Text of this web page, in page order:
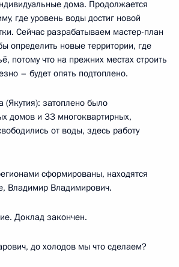
дома. Продолжается
где уровень воды достиг новой
Сейчас разрабатываем мастер-план
определить новые территории, где
потому что на прежних местах строить
– будет опять подтоплено.
(Якутия): затоплено было
домов и 33 многоквартирных,
от воды, здесь работу
сформированы, находятся
Владимир Владимирович.
Доклад закончен.
до холодов мы что сделаем?